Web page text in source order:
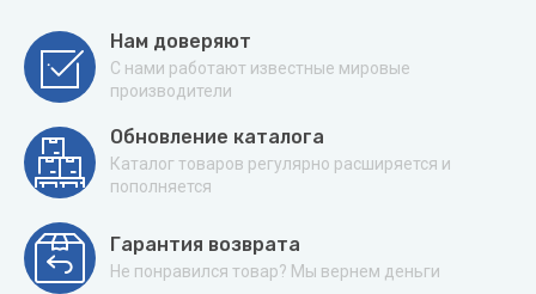
Нам доверяют
С нами работают известные мировые
производители
Обновление каталога
Каталог товаров регулярно расширяется и
пополняется
Гарантия возврата
Не понравился товар? Мы вернем деньги